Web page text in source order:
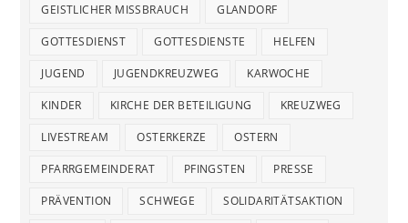
GEISTLICHER MISSBRAUCH GLANDORF
GOTTESDIENST GOTTESDIENSTE HELFEN
JUGEND JUGENDKREUZWEG KARWOCHE
KINDER KIRCHE DER BETEILIGUNG KREUZWEG
LIVESTREAM OSTERKERZE OSTERN
PFARRGEMEINDERAT PFINGSTEN PRESSE
PRÄVENTION SCHWEGE SOLIDARITÄTSAKTION